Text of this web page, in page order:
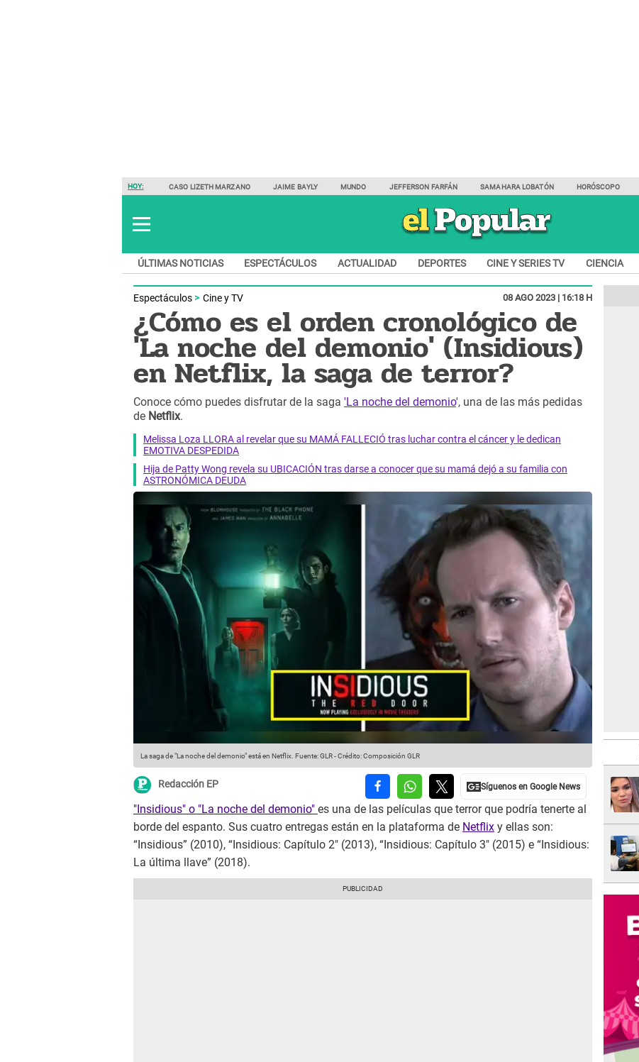
HOY: CASO LIZETH MARZANO JAIME BAYLY MUNDO JEFFERSON FARFÁN SAMAHARA LOBATÓN HORÓSCOPO
ÚLTIMAS NOTICIAS ESPECTÁCULOS ACTUALIDAD DEPORTES CINE Y SERIES TV CIENCIA
Espectáculos Cine y TV 08 AGO 2023 | 16:18 H
¿Cómo es el orden cronológico de
'La noche del demonio' (Insidious)
en Netflix, la saga de terror?
Conoce cómo puedes disfrutar de la saga 'La noche del demonio', una de las más pedidas
de Netflix.
Melissa Loza LLORA al revelar que su MAMÁ FALLECIÓ tras luchar contra el cáncer y le dedican
EMOTIVA DESPEDIDA
Hija de Patty Wong revela su UBICACIÓN tras darse a conocer que su mamá dejó a su familia con
ASTRONÓMICA DEUDA
La saga de "La noche del demonio" está en Netflix. Fuente: GLR-Crédito: Composición GLR
Redacción EP
"Insidious" o "La noche del demonio" es una de las películas que terror que podría tenerte al
borde del espanto. Sus cuatro entregas están en la plataforma de Netflix y ellas son:
“Insidious” (2010), “Insidious: Capítulo 2″ (2013), “Insidious: Capítulo 3″ (2015) e “Insidious:
La última llave” (2018).